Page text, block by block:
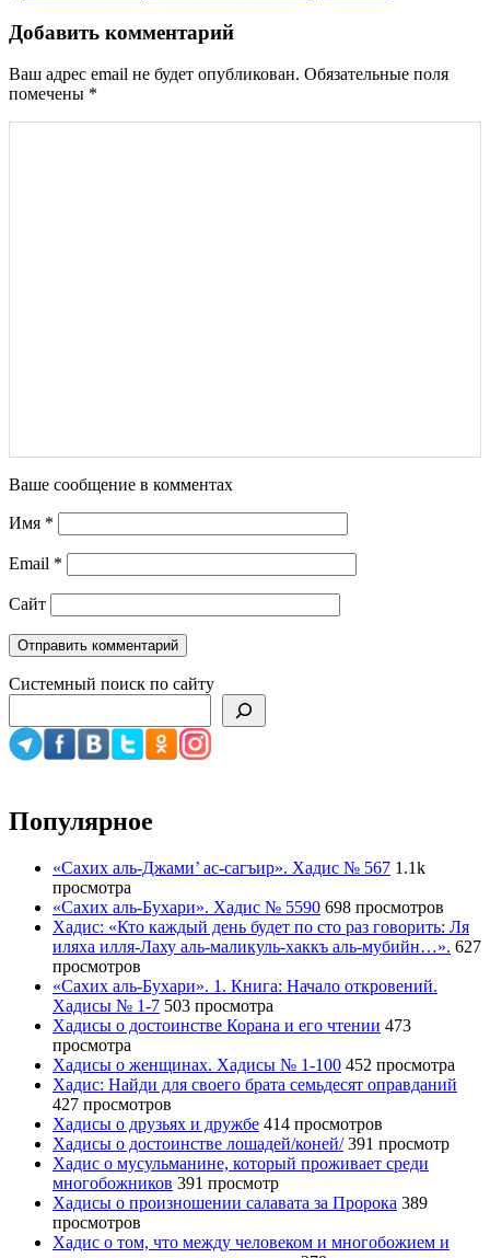
Добавить комментарий
Ваш адрес email не будет опубликован. Обязательные поля
помечены *
Ваше сообщение в комментах
Имя *
Email *
Сайт
Системный поиск по сайту
Популярное
«Сахих аль-Джами’ ас-сагъир». Хадис № 567 1.1k
просмотра
«Сахих аль-Бухари». Хадис № 5590 698 просмотров
Хадис: «Кто каждый день будет по сто раз говорить: Ля
иляха илля-Лаху аль-маликуль-хаккъ аль-мубийн…». 627
просмотров
«Сахих аль-Бухари». 1. Книга: Начало откровений.
Хадисы № 1-7 503 просмотра
Хадисы о достоинстве Корана и его чтении 473
просмотра
Хадисы о женщинах. Хадисы № 1-100 452 просмотра
Хадис: Найди для своего брата семьдесят оправданий
427 просмотров
Хадисы о друзьях и дружбе 414 просмотров
Хадисы о достоинстве лошадей/коней/ 391 просмотр
Хадис о мусульманине, который проживает среди
многобожников 391 просмотр
Хадисы о произношении салавата за Пророка 389
просмотров
Хадис о том, что между человеком и многобожием и